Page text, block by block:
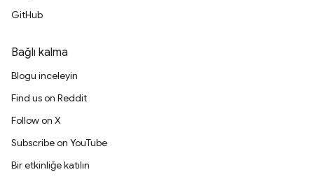
GitHub
Bağlı kalma
Blogu inceleyin
Find us on Reddit
Follow on X
Subscribe on YouTube
Bir etkinliğe katılın